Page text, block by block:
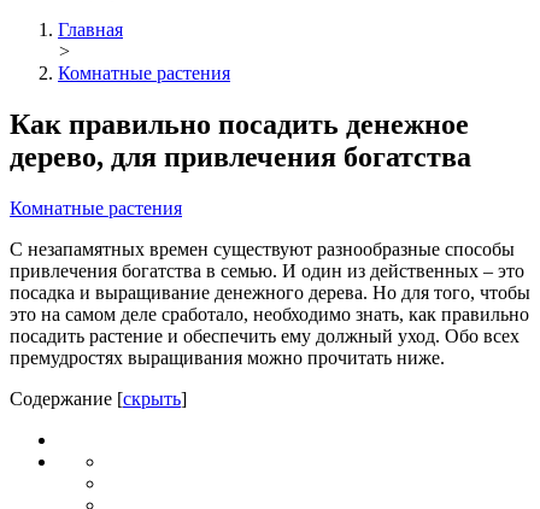
Главная
>
Комнатные растения
Как правильно посадить денежное
дерево, для привлечения богатства
Комнатные растения
С незапамятных времен существуют разнообразные способы
привлечения богатства в семью. И один из действенных – это
посадка и выращивание денежного дерева. Но для того, чтобы
это на самом деле сработало, необходимо знать, как правильно
посадить растение и обеспечить ему должный уход. Обо всех
премудростях выращивания можно прочитать ниже.
Содержание [скрыть]